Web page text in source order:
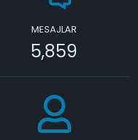
MESAJLAR
5,859